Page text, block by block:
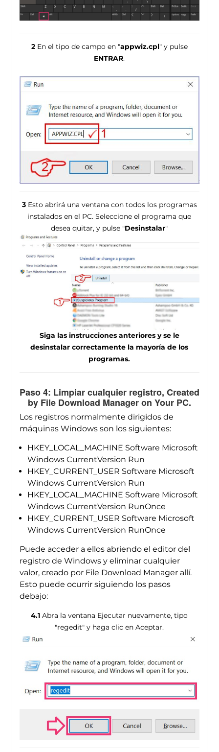
2En el tipo de campo en "appwiz.cpl" y pulse
ENTRAR.
3Esto abrirá una ventana con todos los programas
instalados en el PC. Seleccione el programa que
desea quitar, y pulse "Desinstalar"
Siga las instrucciones anteriores y se le
desinstalar correctamente la mayoría de los
programas.
Paso 4: Limpiar cualquier registro, Created
by File Download Manager on Your PC.
Los registros normalmente dirigidos de
máquinas Windows son los siguientes:
HKEY_LOCAL_MACHINE Software Microsoft
Windows CurrentVersion Run
HKEY_CURRENT_USER Software Microsoft
Windows CurrentVersion Run
HKEY_LOCAL_MACHINE Software Microsoft
Windows CurrentVersion RunOnce
HKEY_CURRENT_USER Software Microsoft
Windows CurrentVersion RunOnce
Puede acceder a ellos abriendo el editor del
registro de Windows y eliminar cualquier
valor, creado por File Download Manager allí.
Esto puede ocurrir siguiendo los pasos
debajo:
4.1 Abra la ventana Ejecutar nuevamente, tipo
"regedit" y haga clic en Aceptar.